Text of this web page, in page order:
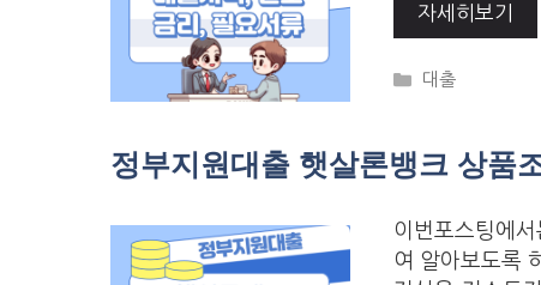
자세히보기
Categories
대출
정부지원대출 햇살론뱅크 상품
이번포스팅에
여 알아보도록